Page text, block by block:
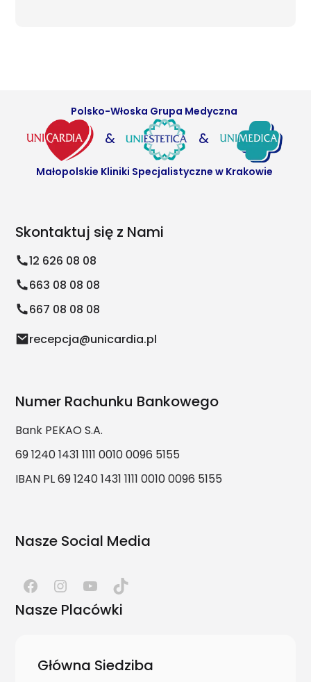
Polsko-Włoska Grupa Medyczna
& &
Małopolskie Kliniki Specjalistyczne w Krakowie
Skontaktuj się z Nami
12 626 08 08
663 08 08 08
667 08 08 08
recepcja@unicardia.pl
Numer Rachunku Bankowego
Bank PEKAO S.A.
69 1240 1431 1111 0010 0096 5155
IBAN PL 69 1240 1431 1111 0010 0096 5155
Nasze Social Media
Nasze Placówki
Główna Siedziba